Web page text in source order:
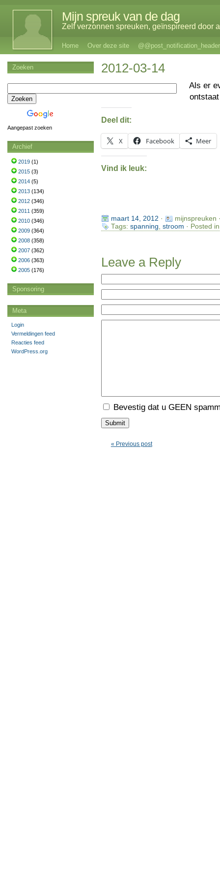
Mijn spreuk van de dag
Zelf verzonnen spreuken, geïnspireerd door
Home Over deze site @@post_notification_header
2012-03-14
Als er
Deel dit:
X Facebook Meer
Vind ik leuk:
maart 14, 2012 ·
mijnspreuken
Tags: spanning stroom · Posted
Leave a Reply
Bevestig dat u GEEN
« Previous post
Zoeken
Aangepast zoeken
Archief
2019 (1)
2015 (3)
2014 (5)
2013 (134)
2012 (346)
2011 (359)
2010 (346)
2009 (364)
2008 (358)
2007 (362)
2006 (363)
2005 (176)
Sponsoring
Meta
Login
Vermeldingen feed
Reacties feed
WordPress.org